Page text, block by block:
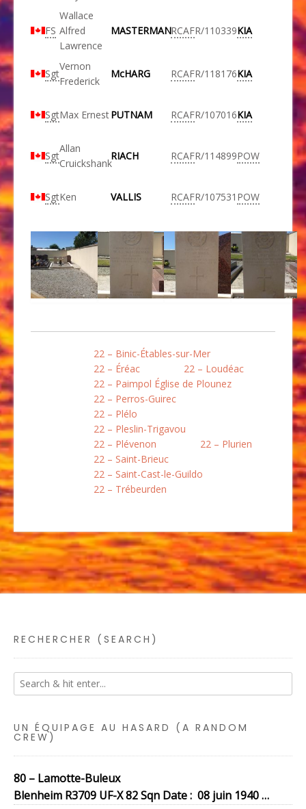
FS
Wallace
Alfred
Lawrence
MASTERMANRCAFR/110339KIA
Sgt
Vernon
Frederick
McHARG RCAFR/118176KIA
SgtMax ErnestPUTNAM RCAFR/107016KIA
Sgt
Allan
Cruickshank
RIACH RCAFR/114899POW
SgtKen VALLIS RCAFR/107531 POW
22 – Binic-Étables-sur-Mer
22 – Éréac
22 – Loudéac
22 – Paimpol Église de Plounez
22 – Perros-Guirec
22 – Plélo
22 – Pleslin-Trigavou
22 – Plévenon
22 – Plurien
22 – Saint-Brieuc
22 – Saint-Cast-le-Guildo
22 – Trébeurden
RECHERCHER (SEARCH)
UN ÉQUIPAGE AU HASARD (A RANDOM
CREW)
80 – Lamotte-Buleux
Blenheim R3709 UF-X 82 Sqn Date : 08 juin 1940 …